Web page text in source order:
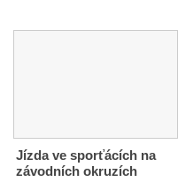
Jízda ve sporťácích na
závodních okruzích